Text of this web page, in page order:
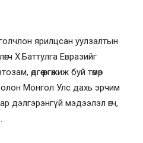
ярилцсан уулзалтын
Х.Баттулга Евразийг
өдгөө өргөжиж буй төмөр
Монгол Улс дахь эрчим
дэлгэрэнгүй мэдээлэл өгч,